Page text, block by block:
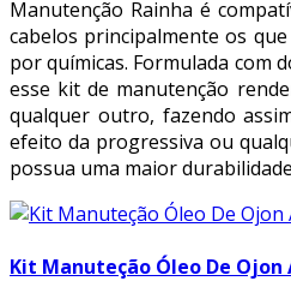
Manutenção Rainha é
cabelos principalmente os
por químicas. Formulada com
esse kit de manutenção
qualquer outro, fazendo
efeito da progressiva ou
possua uma maior
Kit Manuteção Óleo De Ojon